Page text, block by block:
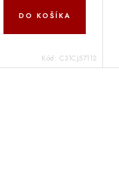
DO KOŠÍKA
Kód: C31CJ57112